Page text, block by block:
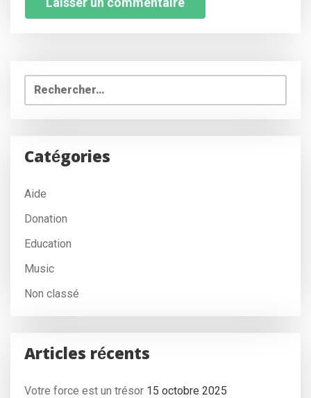
Rechercher :
Catégories
Aide
Donation
Education
Music
Non classé
Articles récents
Votre force est un trésor 15 octobre 2025